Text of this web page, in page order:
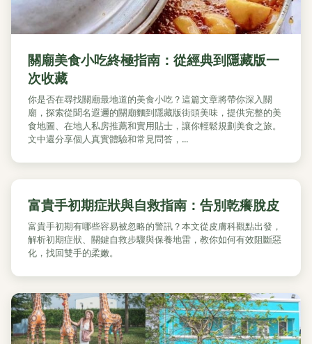
關廟美食小吃終極指南：從經典到隱藏版一
次收藏
你是否在尋找關廟最地道的美食小吃？這篇文章將帶你深入關
廟，探索從聞名遐邇的關廟麵到隱藏版街頭美味，提供完整的美
食地圖、在地人私房推薦和實用貼士，讓你輕鬆規劃美食之旅。
文中還分享個人真實體驗和常見問答，...
富貴手初期症狀與自救指南：告別乾癢脫皮
富貴手初期有哪些容易被忽略的警訊？本文從皮膚科觀點出發，
解析初期症狀、關鍵自救步驟與保養地雷，教你如何有效阻斷惡
化，找回雙手的柔嫩。